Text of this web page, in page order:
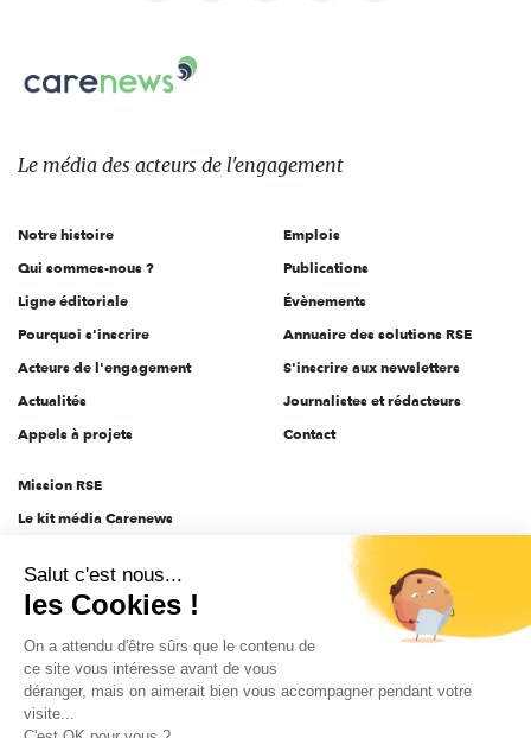
sur:
Le
des
l'engagement
Le média des acteurs de l'engagement
Notre histoire
Qui sommes-nous ?
Ligne éditoriale
Pourquoi s'inscrire
Acteurs de l'engagement
Actualités
Appels à projets
Emplois
Publications
Évènements
Annuaire des solutions RSE
S'inscrire aux newsletters
Journalistes et rédacteurs
Contact
Mission RSE
Le kit média Carenews
AEF info
Novethic
PRODURABLE
Inclusiv Day
Salut c'est nous...
les Cookies !
On a attendu d'être sûrs que le contenu de
ce site vous intéresse avant de vous
déranger, mais on aimerait bien vous accompagner pendant votre
visite...